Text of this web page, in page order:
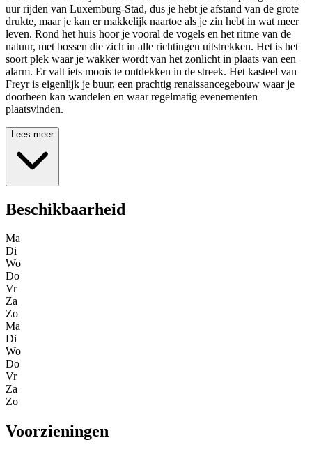
uur rijden van Luxemburg-Stad, dus je hebt je afstand van de grote
drukte, maar je kan er makkelijk naartoe als je zin hebt in wat meer
leven. Rond het huis hoor je vooral de vogels en het ritme van de
natuur, met bossen die zich in alle richtingen uitstrekken. Het is het
soort plek waar je wakker wordt van het zonlicht in plaats van een
alarm. Er valt iets moois te ontdekken in de streek. Het kasteel van
Freyr is eigenlijk je buur, een prachtig renaissancegebouw waar je
doorheen kan wandelen en waar regelmatig evenementen
plaatsvinden.
Lees meer
Beschikbaarheid
Ma
Di
Wo
Do
Vr
Za
Zo
Ma
Di
Wo
Do
Vr
Za
Zo
Voorzieningen